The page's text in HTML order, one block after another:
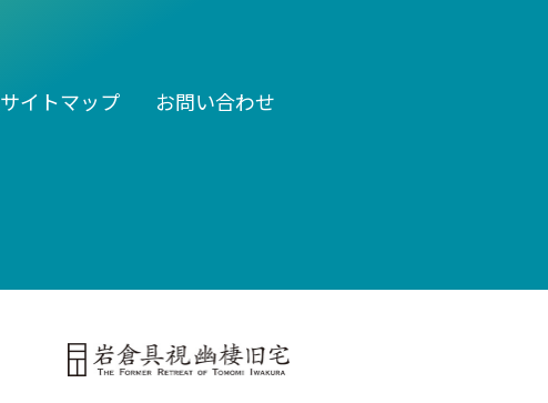
サイトマップ お問い合わせ